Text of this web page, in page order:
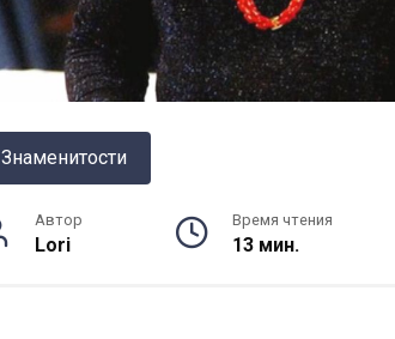
Знаменитости
Автор
Lori
Время чтения
13 мин.